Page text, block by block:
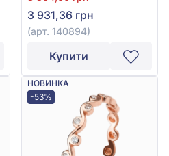
3 931,36 грн
(арт. 140894)
Купити
НОВИНКА
-53%